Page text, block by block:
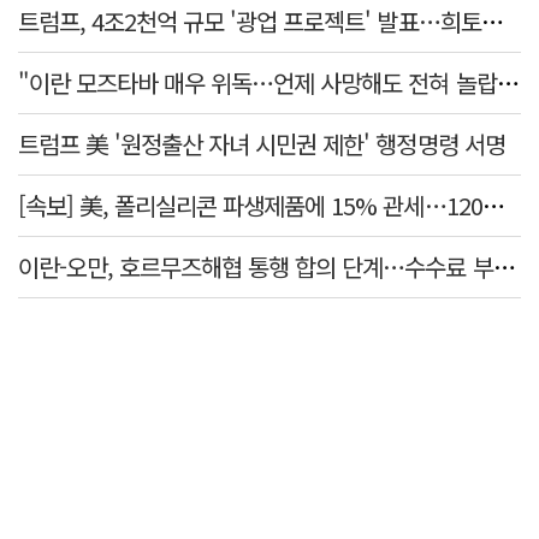
트럼프, 4조2천억 규모 '광업 프로젝트' 발표…희토류 탈중국 속도
"이란 모즈타바 매우 위독…언제 사망해도 전혀 놀랍지 않아"
트럼프 美 '원정출산 자녀 시민권 제한' 행정명령 서명
[속보] 美, 폴리실리콘 파생제품에 15% 관세…120일 뒤 발효
이란-오만, 호르무즈해협 통행 합의 단계…수수료 부과되나